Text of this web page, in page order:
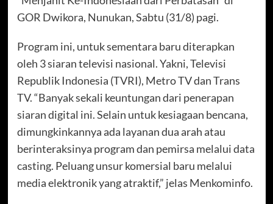
GOR Dwikora, Nunukan, Sabtu (31/8) pagi.
Program ini, untuk sementara baru diterapkan
oleh 3 siaran televisi nasional. Yakni, Televisi
Republik Indonesia (TVRI), Metro TV dan Trans
TV. “Banyak sekali keuntungan dari penerapan
siaran digital ini. Selain untuk kesiagaan bencana,
dimungkinkannya ada layanan dua arah atau
berinteraksinya program dan pemirsa melalui data
casting. Peluang unsur komersial baru melalui
media elektronik yang atraktif,” jelas Menkominfo.